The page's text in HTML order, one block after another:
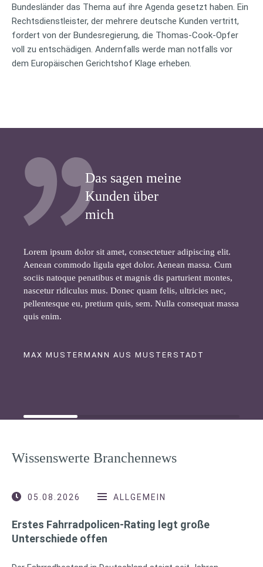
Bundesländer das Thema auf ihre Agenda gesetzt haben. Ein
Rechtsdienstleister, der mehrere deutsche Kunden vertritt,
fordert von der Bundesregierung, die Thomas-Cook-Opfer
voll zu entschädigen. Andernfalls werde man notfalls vor
dem Europäischen Gerichtshof Klage erheben.
Das sagen meine
Kunden über
mich
Lorem ipsum dolor sit amet, consectetuer adipiscing elit.
Aenean commodo ligula eget dolor. Aenean massa. Cum
sociis natoque penatibus et magnis dis parturient montes,
nascetur ridiculus mus. Donec quam felis, ultricies nec,
pellentesque eu, pretium quis, sem. Nulla consequat massa
quis enim.
MAX MUSTERMANN AUS MUSTERSTADT
Wissenswerte Branchennews
05.08.2026 ALLGEMEIN
Erstes Fahrradpolicen-Rating legt große
Unterschiede offen